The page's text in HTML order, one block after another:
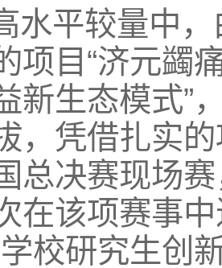
水平较量中
项目“济元蠲
新生态模式”
，凭借扎实
总决赛现场
在该项赛事
校研究生创